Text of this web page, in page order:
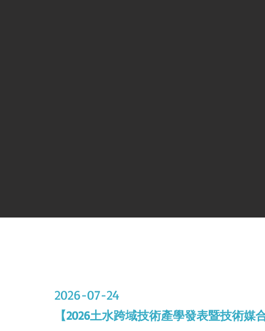
【2026土水跨域技術產學發表暨技術媒
2026-07-24